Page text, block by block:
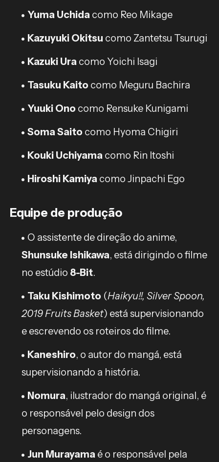
Yuma Uchida como Reo Mikage
Kazuyuki Okitsu como Zantetsu Tsurugi
Kazuki Ura como Yoichi Isagi
Tasuku Kaito como Meguru Bachira
Yuuki Ono como Rensuke Kunigami
Soma Saito como Hyoma Chigiri
Kouki Uchiyama como Rin Itoshi
Hiroshi Kamiya como Jinpachi Ego
Equipe de produção
O assistente de direção do anime,
Shunsuke Ishikawa, está dirigindo o filme
no estúdio 8-Bit.
Taku Kishimoto (Haikyu!!, Silver Spoon,
2019 Fruits Basket) está supervisionando
e escrevendo os roteiros do filme.
Kaneshiro, o autor do mangá, está
supervisionando a história.
Nomura, ilustrador do mangá original, é
o responsável pelo design dos
personagens.
Jun Murayama é o responsável pela